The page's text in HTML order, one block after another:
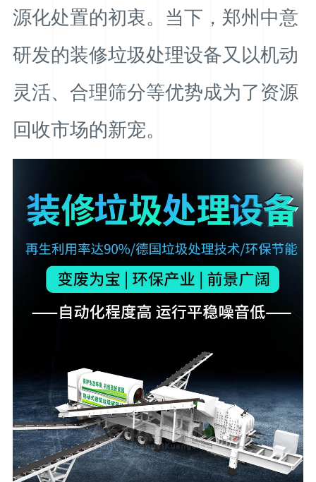
源化处置的初衷。当下，郑州中意
研发的装修垃圾处理设备又以机动
灵活、合理筛分等优势成为了资源
回收市场的新宠。